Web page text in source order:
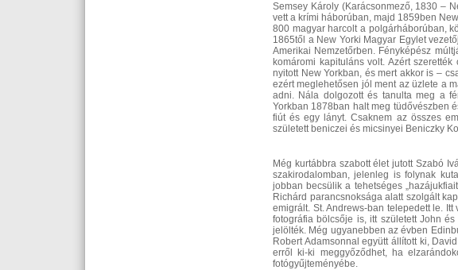
Semsey Károly (Karácsonmező, 1830 –
vett a krími háborúban, majd 1859ben
800 magyar harcolt a polgárháborúban,
1865től a New Yorki Magyar Egylet
Amerikai Nemzetőrben. Fényképész
komáromi kapituláns volt. Azért
nyitott New Yorkban, és mert akkor is –
ezért meglehetősen jól ment az üzlete a
adni. Nála dolgozott és tanulta meg a
Yorkban 1878ban halt meg tüdővészben
fiút és egy lányt. Csaknem az összes
született beniczei és micsinyei Beniczky
Még kurtábbra szabott élet jutott Szabó
szakirodalomban, jelenleg is folynak
jobban becsülik a tehetséges
Richárd parancsnoksága alatt szolgált
emigrált. St. Andrews-ban telepedett le.
fotográfia bölcsője is, itt született John
jelölték. Még ugyanebben az évben
Robert Adamsonnal együtt állított ki,
erről ki-ki meggyőződhet, ha
fotógyűjteményébe.